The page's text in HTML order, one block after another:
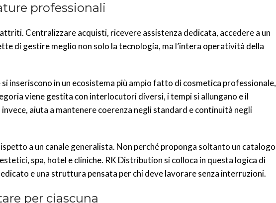
professionali
Centralizzare acquisti, ricevere assistenza dedicata, accedere a un
di gestire meglio non solo la tecnologia, ma l’intera operatività della
inseriscono in un ecosistema più ampio fatto di cosmetica professionale,
viene gestita con interlocutori diversi, i tempi si allungano e il
aiuta a mantenere coerenza negli standard e continuità negli
a un canale generalista. Non perché proponga soltanto un catalogo
spa, hotel e cliniche. RK Distribution si colloca in questa logica di
e una struttura pensata per chi deve lavorare senza interruzioni.
per ciascuna